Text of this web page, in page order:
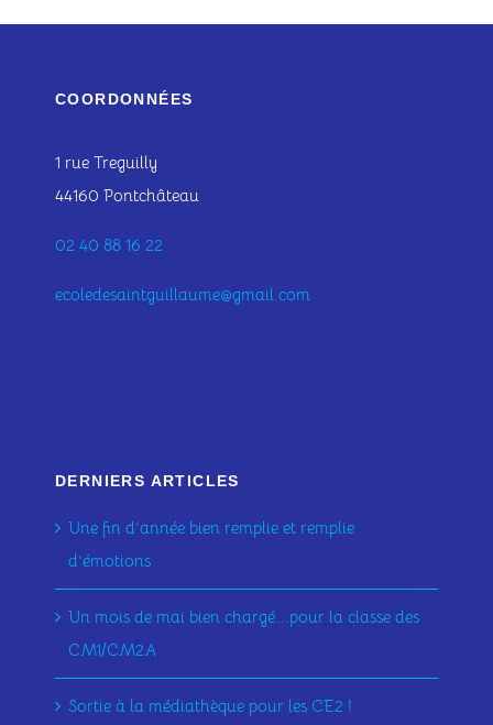
COORDONNÉES
1 rue Treguilly
44160 Pontchâteau
02 40 88 16 22
ecoledesaintguillaume@gmail.com
DERNIERS ARTICLES
Une fin d’année bien remplie et remplie
d’émotions
Un mois de mai bien chargé….pour la classe des
CM1/CM2A
Sortie à la médiathèque pour les CE2 !